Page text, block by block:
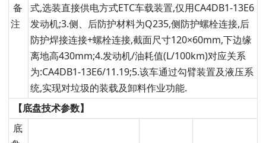
备
注
式,选装直接供电方式ETC车载装置,仅用CA4DB1-13E6
发动机;3.侧、后防护材料为Q235,侧防护螺栓连接,后
防护焊接连接+螺栓连接,截面尺寸120×60mm,下边缘
离地高430mm;4.发动机/油耗值(L/100km)对应关系
为:CA4DB1-13E6/11.19;5.该车通过勾臂装置及液压系
统,实现对垃圾的装载及卸料作业功能.
【底盘技术参数】
底